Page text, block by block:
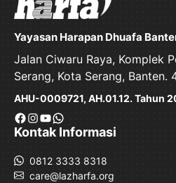
Yayasan Harapan Dhuafa
Jalan Ciwaru Raya, Komplek
Serang, Kota Serang, Banten.
AHU-0009721, AH.01.12. Tahun
Facebook
Instagram
YouTube
WhatsApp
Kontak Informasi
0812 3333 8318
care@lazharfa.org